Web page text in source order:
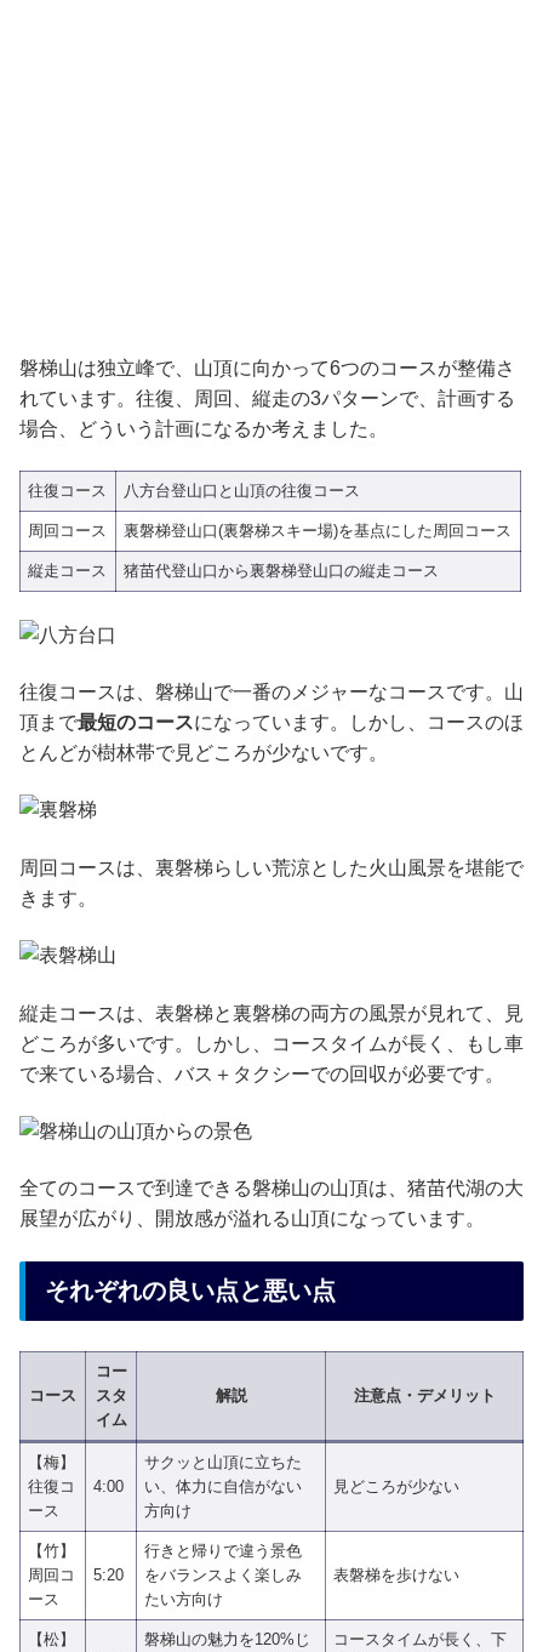
磐梯山は独立峰で、山頂に向かって6つのコースが整備さ
れています。往復、周回、縦走の3パターンで、計画する
場合、どういう計画になるか考えました。
往復コース 八方台登山口と山頂の往復コース
周回コース 裏磐梯登山口(裏磐梯スキー場)を基点にした周回コース
縦走コース 猪苗代登山口から裏磐梯登山口の縦走コース
往復コースは、磐梯山で一番のメジャーなコースです。山
頂まで最短のコースになっています。しかし、コースのほ
とんどが樹林帯で見どころが少ないです。
周回コースは、裏磐梯らしい荒涼とした火山風景を堪能で
きます。
縦走コースは、表磐梯と裏磐梯の両方の風景が見れて、見
どころが多いです。しかし、コースタイムが長く、もし車
で来ている場合、バス＋タクシーでの回収が必要です。
全てのコースで到達できる磐梯山の山頂は、猪苗代湖の大
展望が広がり、開放感が溢れる山頂になっています。
それぞれの良い点と悪い点
コース
コー
スタ
イム
解説 注意点・デメリット
【梅】
往復コ
ース
4:00
サクッと山頂に立ちた
い、体力に自信がない
方向け
見どころが少ない
【竹】
周回コ
ース
5:20
行きと帰りで違う景色
をバランスよく楽しみ
たい方向け
表磐梯を歩けない
【松】
磐梯山の魅力を120%じ
コースタイムが長く、下